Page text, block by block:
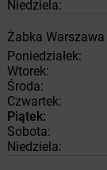
Niedziela:
Żabka Warszawa
Poniedziałek:
Wtorek:
Środa:
Czwartek:
Piątek:
Sobota:
Niedziela: